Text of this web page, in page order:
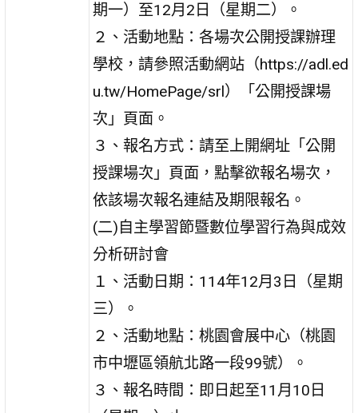
期一）至12月2日（星期二）。
２、活動地點：各場次公開授課辦理
學校，請參照活動網站（https://adl.ed
u.tw/HomePage/srl）「公開授課場
次」頁面。
３、報名方式：請至上開網址「公開
授課場次」頁面，點擊欲報名場次，
依該場次報名連結及期限報名。
(二)自主學習節暨數位學習行為與成效
分析研討會
１、活動日期：114年12月3日（星期
三）。
２、活動地點：桃園會展中心（桃園
市中壢區領航北路一段99號）。
３、報名時間：即日起至11月10日